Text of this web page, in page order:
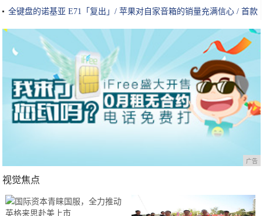
全键盘的诺基亚 E71「复出」/ 苹果对自家音箱的销量充满信心 / 首款
眉毛操控游戏推出｜灵感早读
广告
视觉焦点